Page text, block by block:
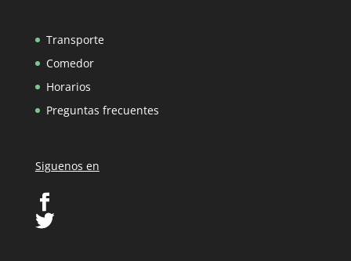
Transporte
Comedor
Horarios
Preguntas frecuentes
Siguenos en